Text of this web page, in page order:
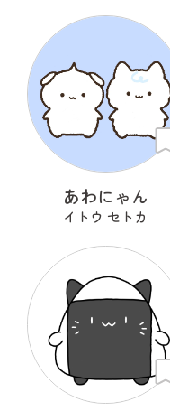
あわにゃん
イトウ セトカ